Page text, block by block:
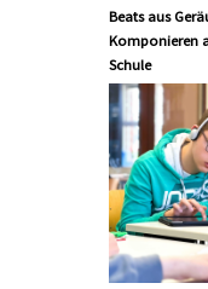
Beats aus
Komponieren
Schule